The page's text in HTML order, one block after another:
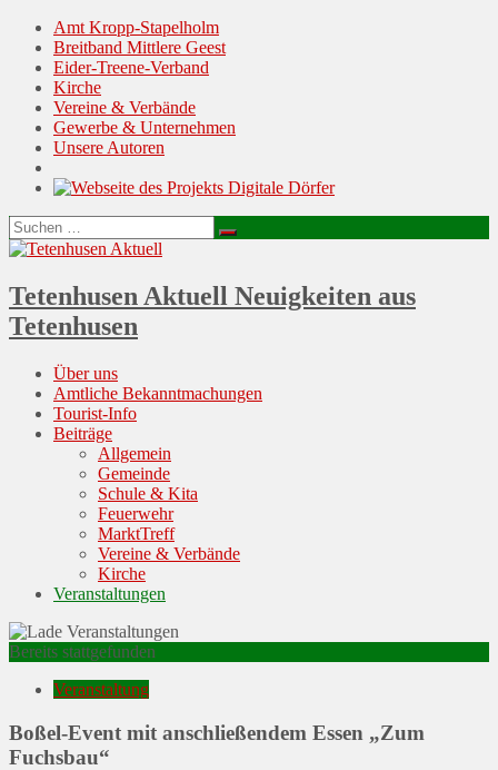
Amt Kropp-Stapelholm
Breitband Mittlere Geest
Eider-Treene-Verband
Kirche
Vereine & Verbände
Gewerbe & Unternehmen
Unsere Autoren
Suchen
nach:
Suchen
Tetenhusen Aktuell Neuigkeiten aus
Tetenhusen
Menu
Skip
content
Über uns
Amtliche Bekanntmachungen
Tourist-Info
Beiträge
Allgemein
Gemeinde
Schule & Kita
Feuerwehr
MarktTreff
Vereine & Verbände
Kirche
Veranstaltungen
Bereits stattgefunden
Veranstaltung
Boßel-Event mit anschließendem Essen „Zum
Fuchsbau“